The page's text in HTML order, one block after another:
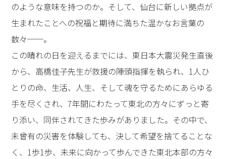
のような意味を持つのか。そして、仙台に新しい拠点が
生まれたことへの祝福と期待に満ちた温かなお言葉の
数々──。
この晴れの日を迎えるまでには、東日本大震災発生直後
から、高橋佳子先生が救援の陣頭指揮を執られ、1人ひ
とりの命、生活、人生、そして魂を守るためにあらゆる
手を尽くされ、7年間にわたって東北の方々にずっと寄
り添い、同伴されてきた歩みがありました。その中で、
未曾有の災害を体験しても、決して希望を捨てることな
く、1歩1歩、未来に向かって歩んできた東北本部の方々